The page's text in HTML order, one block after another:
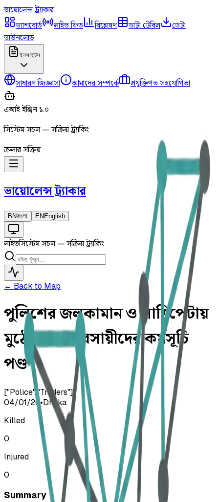
ভায়োলেন্সট্র্যাকার
ড্যাশবোর্ড
লাইভ ফিড বিশ্লেষণ ডাটা টেবিল
ডেটা
ডাউনলোড
ইনসাইটস
সাধারণ জিজ্ঞাসা আমাদের সম্পর্কে প্রযুক্তিগত সহযোগিতা
এআই ইঞ্জিন ১.০
সিস্টেম সচল — সক্রিয় ট্র্যাকিং
ক্রলার সক্রিয়
ভায়োলেন্সট্র্যাকার
BNবাংলা EN English
লাইভসিস্টেম সচল — সক্রিয় ট্র্যাকিং
← Back to Map
পুলিশের জলকামান ও লাঠিপেটায়
মুঠোফোন ব্যবসায়ীদের কর্মসূচি
পণ্ড
["Police","Traders"]
04/01/26•Dhaka
Killed
0
Injured
0
Summary